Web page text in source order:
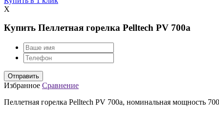
X
Купить Пеллетная горелка Pelltech PV 700a
Избранное Сравнение
Пеллетная горелка Pelltech PV 700a, номинальная мощность